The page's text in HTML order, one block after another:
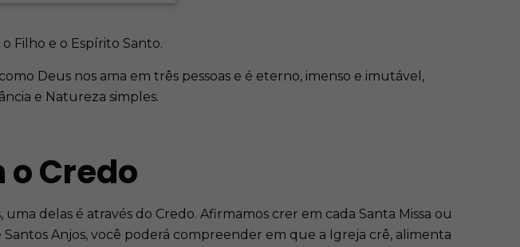
Filho e o Espírito Santo.
Deus nos ama em três pessoas e é eterno, imenso e imutável,
e Natureza simples.
o Credo
delas é através do Credo. Afirmamos crer em cada Santa Missa ou
Anjos, você poderá compreender em que a Igreja crê, alimenta